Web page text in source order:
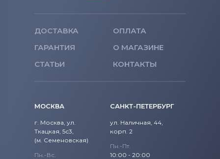
ДОСТАВКА
ОПЛАТА
ГАРАНТИЯ
О МАГАЗИНЕ
СТАТЬИ
КОНТАКТЫ
МОСКВА
г. Москва, ул.
Ткацкая, 5с3,
(м. Семеновская)
Пн.-Вс.
САНКТ-ПЕТЕРБУРГ
ул. Наличная, 44,
корп. 2
Пн.-Пт.
10:00 - 20:00